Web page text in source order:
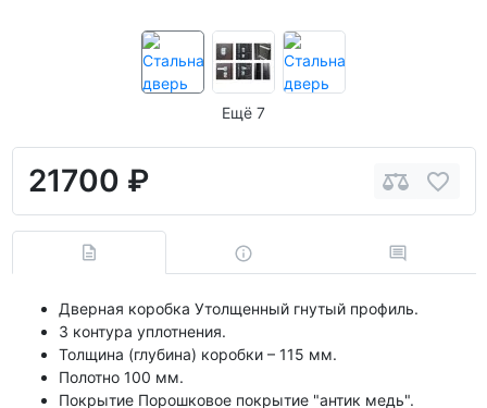
Ещё 7
21700 ₽
Дверная коробка Утолщенный гнутый профиль.
3 контура уплотнения.
Толщина (глубина) коробки – 115 мм.
Полотно 100 мм.
Покрытие Порошковое покрытие "антик медь".